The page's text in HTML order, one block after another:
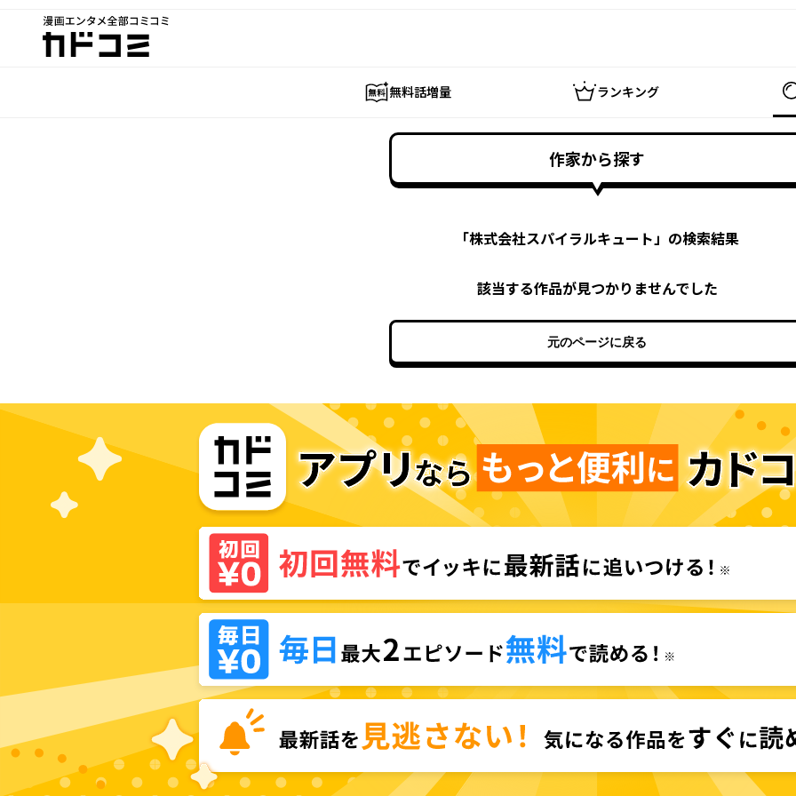
漫画エンタメ全部コミコミ
カドコミ
無料話増量 ランキング
作家から探す
「株式会社スパイラルキュート」の検索結果
該当する作品が見つかりませんでした
元のページに戻る